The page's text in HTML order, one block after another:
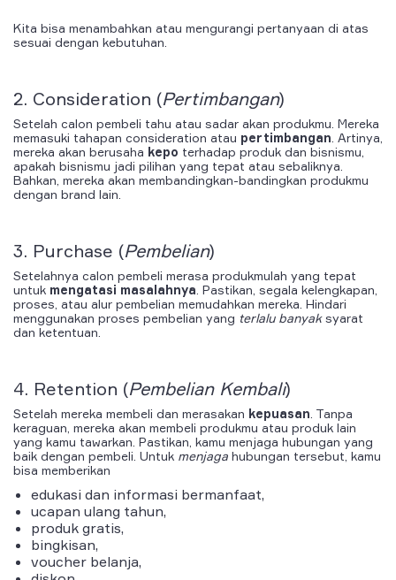
Kita bisa menambahkan atau mengurangi pertanyaan di atas
sesuai dengan kebutuhan.
2. Consideration (Pertimbangan)
Setelah calon pembeli tahu atau sadar akan produkmu. Mereka
memasuki tahapan consideration atau pertimbangan . Artinya,
mereka akan berusaha kepo terhadap produk dan bisnismu
apakah bisnismu jadi pilihan yang tepat atau sebaliknya.
Bahkan, mereka akan membandingkan-bandingkan produkmu
dengan brand lain.
3. Purchase (Pembelian)
Setelahnya calon pembeli merasa produkmulah yang tepat
untuk mengatasi masalahnya . Pastikan, segala kelengkapan,
proses, atau alur pembelian memudahkan mereka. Hindari
menggunakan proses pembelian yang terlalu banyaksyarat
dan ketentuan.
4. Retention (Pembelian Kembali)
Setelah mereka membeli dan merasakan kepuasan . Tanpa
keraguan, mereka akan membeli produkmu atau produk lain
yang kamu tawarkan. Pastikan, kamu menjaga hubungan yang
baik dengan pembeli. Untuk menjaga hubungan tersebut, kamu
bisa memberikan
edukasi dan informasi bermanfaat,
ucapan ulang tahun,
produk gratis,
bingkisan,
voucher belanja,